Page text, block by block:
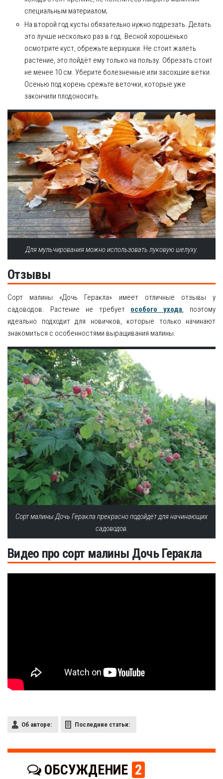
специальным материалом;
На второй год кусты обязательно нужно подрезать. Делать
это лучше несколько раз в год. Весной хорошенько
осмотрите куст, обрежьте верхушки. Не стоит жалеть
растение, это пойдёт ему только на пользу. Обрезать стоит
не менее 10 см. Уберите болезненные или засохшие ветки.
Осенью под корень срежьте веточки, которые уже
закончили плодоносить.
Для мульчирования можно использовать луковую шелуху.
Отзывы
Сорт малины «Дочь Геракла» имеет отличные отзывы у
садоводов. Растение не требует особого ухода, поэтому
идеально подходит для новичков, которые только начинают
знакомиться с особенностями выращивания малины.
Сорт малины Дочь Геракла прекрасно подойдёт для начинающих
садоводов.
Видео про сорт малины Дочь Геракла
Об авторе: Последние статьи:
ОБСУЖДЕНИЕ 2